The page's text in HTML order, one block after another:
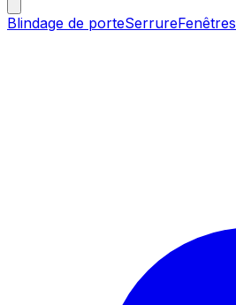
Blindage de porteSerrureFenêtres